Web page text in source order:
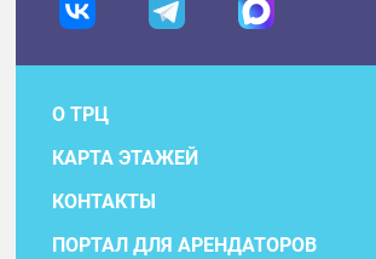
О ТРЦ
КАРТА ЭТАЖЕЙ
КОНТАКТЫ
ПОРТАЛ ДЛЯ АРЕНДАТОРОВ